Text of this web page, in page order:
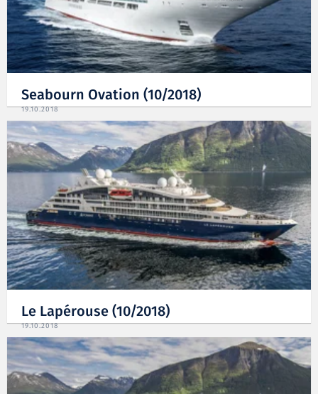
Seabourn Ovation (10/2018)
19.10.2018
Le Lapérouse (10/2018)
19.10.2018